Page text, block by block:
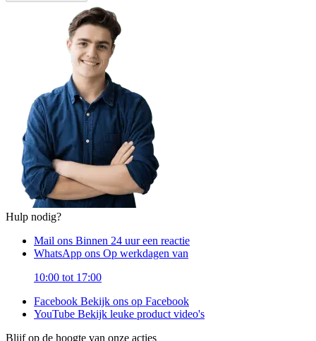
Hulp nodig?
Mail ons Binnen 24 uur een reactie
WhatsApp ons Op werkdagen van
10:00 tot 17:00
Facebook Bekijk ons op Facebook
YouTube Bekijk leuke product video's
Blijf op de hoogte van onze acties